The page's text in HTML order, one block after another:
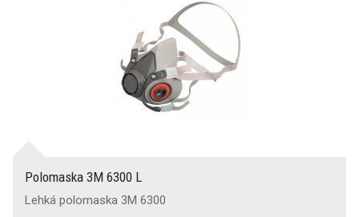
Polomaska 3M 6300 L
Lehká polomaska 3M 6300